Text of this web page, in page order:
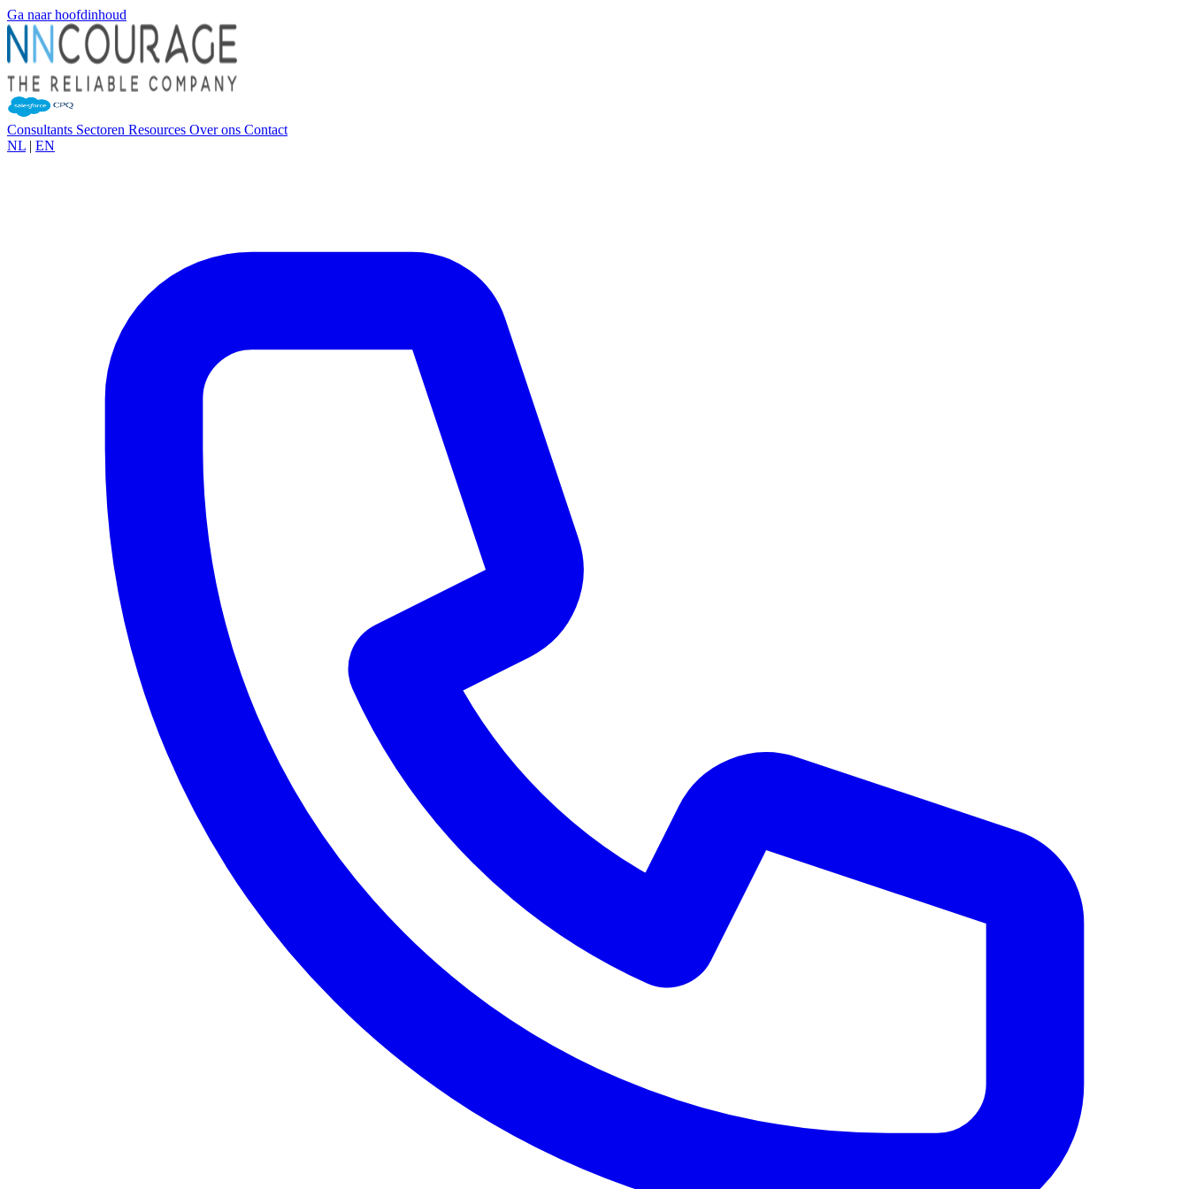
Ga naar hoofdinhoud
Consultants Sectoren Resources Over ons Contact
NL | EN